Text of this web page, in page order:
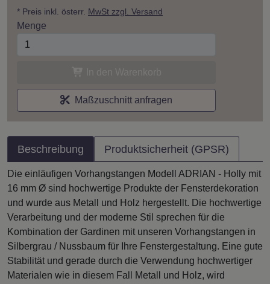
* Preis inkl. österr. MwSt zzgl. Versand
Menge
Maßzuschnitt anfragen
Beschreibung Produktsicherheit (GPSR)
Die einläufigen Vorhangstangen Modell ADRIAN - Holly mit
16 mm Ø sind hochwertige Produkte der Fensterdekoration
und wurde aus Metall und Holz hergestellt. Die hochwertige
Verarbeitung und der moderne Stil sprechen für die
Kombination der Gardinen mit unseren Vorhangstangen in
Silbergrau / Nussbaum für Ihre Fenstergestaltung. Eine gute
Stabilität und gerade durch die Verwendung hochwertiger
Materialen wie in diesem Fall Metall und Holz, wird